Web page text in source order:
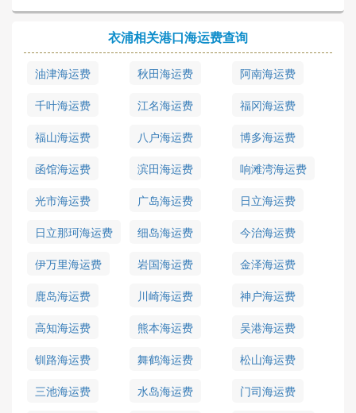
衣浦相关港口海运费查询
油津海运费 秋田海运费
阿南海运费
千叶海运费
江名海运费
福冈海运费
福山海运费
八户海运费
博多海运费
函馆海运费
滨田海运费
响滩湾海运费
光市海运费
广岛海运费
日立海运费
日立那珂海运费
细岛海运费
今治海运费
伊万里海运费
岩国海运费
金泽海运费
鹿岛海运费
川崎海运费
神户海运费
高知海运费
熊本海运费
吴港海运费
钏路海运费
舞鹤海运费
松山海运费
三池海运费
水岛海运费
门司海运费